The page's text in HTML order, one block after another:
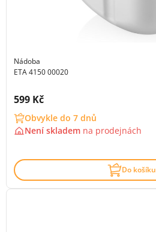
Nádoba
ETA 4150 00020
Cena s DPH:
599 Kč
Obvykle do 7 dnů
Není skladem na prodejnách
Do košíku